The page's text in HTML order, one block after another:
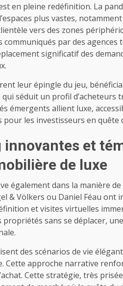
en pleine redéfinition. La
plus vastes,
vers des zones
par des agences
significatif des
leur épingle du jeu,
séduit un profil d’acheteurs
émergents allient luxe,
les investisseurs en
et
de luxe
également dans la manière
& Völkers ou Daniel Féau
et visites virtuelles
propriétés sans se déplacer,
des scénarios de vie
approche narrative
Cette stratégie, très